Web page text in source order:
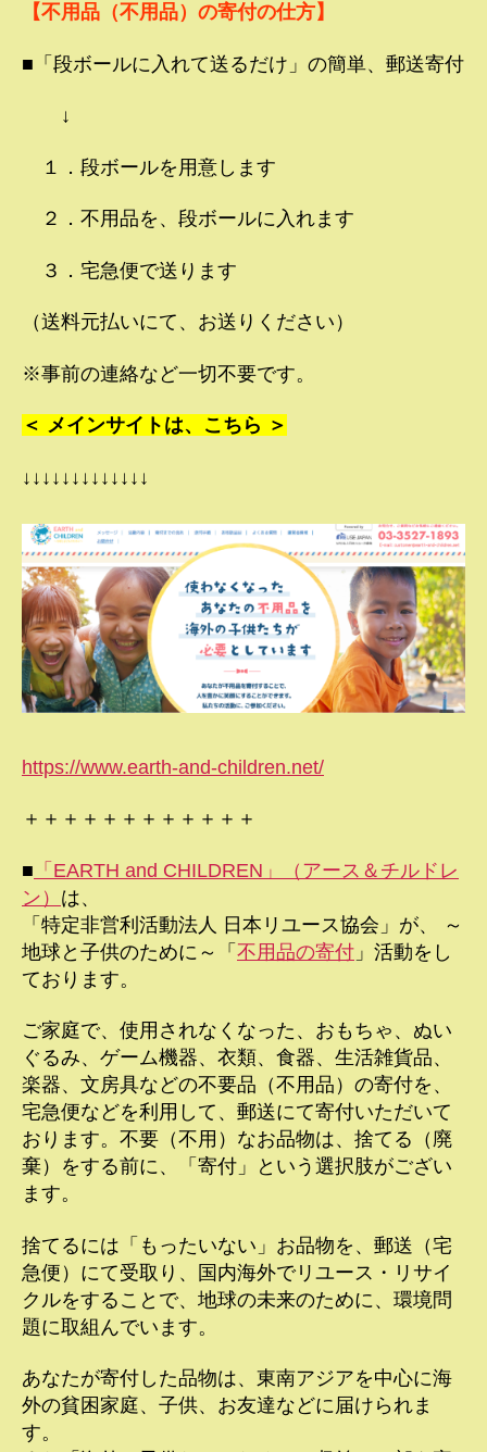
【不用品（不用品）の寄付の仕方】
■「段ボールに入れて送るだけ」の簡単、郵送寄付
↓
１．段ボールを用意します
２．不用品を、段ボールに入れます
３．宅急便で送ります
（送料元払いにて、お送りください）
※事前の連絡など一切不要です。
＜ メインサイトは、こちら ＞
↓↓↓↓↓↓↓↓↓↓↓↓↓
https://www.earth-and-children.net/
＋＋＋＋＋＋＋＋＋＋＋＋
■ 「EARTH and CHILDREN」（アース＆チルドレ
ン） は、
「特定非営利活動法人 日本リユース協会」が、 ～
地球と子供のために～「 不用品の寄付 」活動をし
ております。
ご家庭で、使用されなくなった、おもちゃ、ぬい
ぐるみ、ゲーム機器、衣類、食器、生活雑貨品、
楽器、文房具などの不要品（不用品）の寄付を、
宅急便などを利用して、郵送にて寄付いただいて
おります。不要（不用）なお品物は、捨てる（廃
棄）をする前に、「寄付」という選択肢がござい
ます。
捨てるには「もったいない」お品物を、郵送（宅
急便）にて受取り、国内海外でリユース・リサイ
クルをすることで、地球の未来のために、環境問
題に取組んでいます。
あなたが寄付した品物は、東南アジアを中心に海
外の貧困家庭、子供、お友達などに届けられま
す。